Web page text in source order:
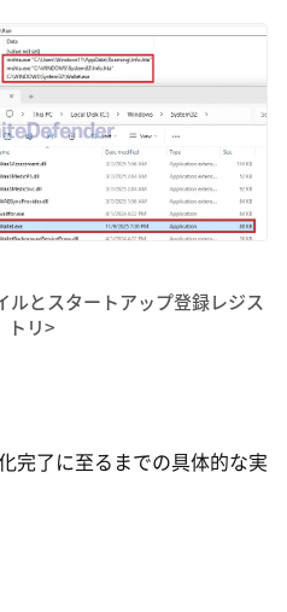
ルとスタートアップ登録レジス
トリ>
完了に至るまでの具体的な実